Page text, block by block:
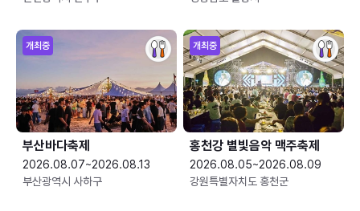
개최중
부산바다축제
2026.08.07~2026.08.13
부산광역시 사하구
개최중
홍천강 별빛음악 맥주축제
2026.08.05~2026.08.09
강원특별자치도 홍천군